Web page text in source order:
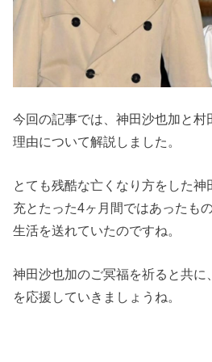
今回の記事では、神田沙也加と村
理由について解説しました。
とても残酷な亡くなり方をした神
充とたった4ヶ月間ではあったも
生活を送れていたのですね。
神田沙也加のご冥福を祈ると共に
を応援していきましょうね。